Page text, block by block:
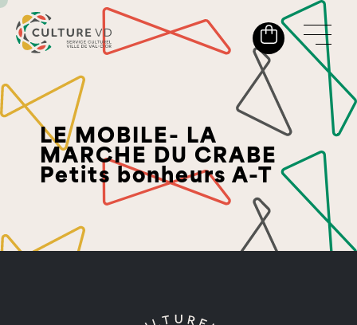
LE MOBILE- LA
MARCHE DU CRABE
Petits bonheurs A-T